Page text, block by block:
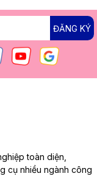
ĐĂNG KÝ
toàn diện,
cụ nhiều ngành công